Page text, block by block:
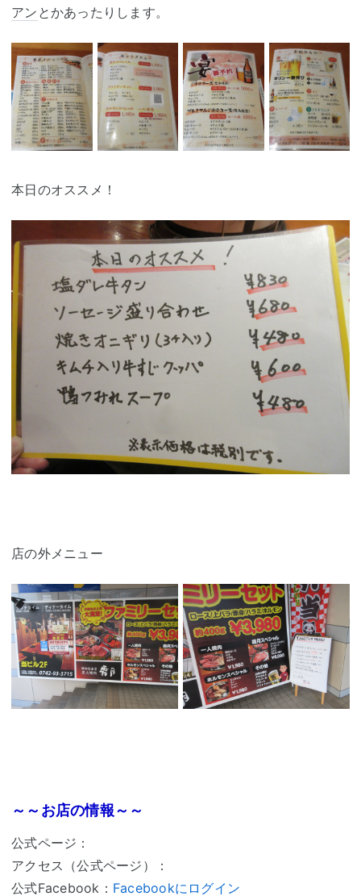
アン とかあったりします。
本日のオススメ！
店の外メニュー
～～お店の情報～～
公式ページ：
アクセス（公式ページ）：
公式Facebook ： Facebookにログイン